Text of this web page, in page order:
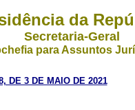
da
Secretaria-Geral
para Assuntos
DE 3 DE MAIO DE 2021